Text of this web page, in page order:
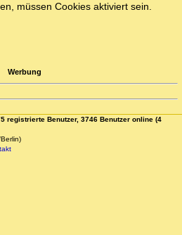
müssen Cookies aktiviert sein.
Werbung
registrierte Benutzer, 3746 Benutzer online (4